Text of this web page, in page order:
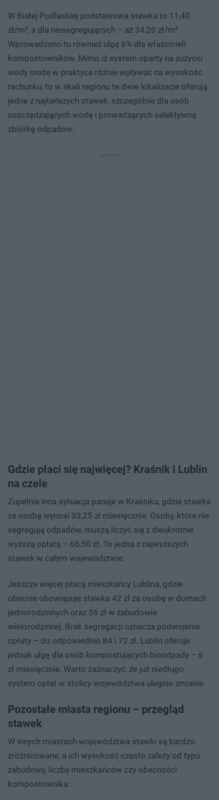
W Białej Podlaskiej podstawowa stawka to 11,40
zł/m³, a dla niesegregujących – aż 34,20 zł/m³.
Wprowadzono tu również ulgę 6% dla właścicieli
kompostowników. Mimo iż system oparty na zużyciu
wody może w praktyce różnie wpływać na wysokość
rachunku, to w skali regionu te dwie lokalizacje oferują
jedne z najtańszych stawek, szczególnie dla osób
oszczędzających wodę i prowadzących selektywną
zbiórkę odpadów.
Gdzie płaci się najwięcej? Kraśnik i Lublin
na czele
Zupełnie inna sytuacja panuje w Kraśniku, gdzie stawka
za osobę wynosi 33,25 zł miesięcznie. Osoby, które nie
segregują odpadów, muszą liczyć się z dwukrotnie
wyższą opłatą – 66,50 zł. To jedna z najwyższych
stawek w całym województwie.
Jeszcze więcej płacą mieszkańcy Lublina, gdzie
obecnie obowiązuje stawka 42 zł za osobę w domach
jednorodzinnych oraz 36 zł w zabudowie
wielorodzinnej. Brak segregacji oznacza podwojenie
opłaty – do odpowiednio 84 i 72 zł. Lublin oferuje
jednak ulgę dla osób kompostujących bioodpady – 6
zł miesięcznie. Warto zaznaczyć, że już niedługo
system opłat w stolicy województwa ulegnie zmianie.
Pozostałe miasta regionu – przegląd
stawek
W innych miastach województwa stawki są bardzo
zróżnicowane, a ich wysokość często zależy od typu
zabudowy, liczby mieszkańców czy obecności
kompostownika: